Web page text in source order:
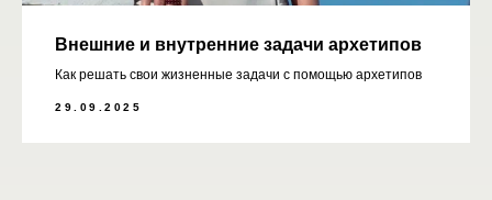
Внешние и внутренние задачи архетипов
Как решать свои жизненные задачи с помощью архетипов
29.09.2025